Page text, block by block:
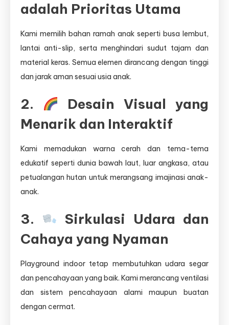
adalah Prioritas Utama
Kami memilih bahan ramah anak seperti busa lembut,
lantai anti-slip, serta menghindari sudut tajam dan
material keras. Semua elemen dirancang dengan tinggi
dan jarak aman sesuai usia anak.
2.
Desain Visual yang
Menarik dan Interaktif
Kami memadukan warna cerah dan tema-tema
edukatif seperti dunia bawah laut, luar angkasa, atau
petualangan hutan untuk merangsang imajinasi anak-
anak.
3.
Sirkulasi Udara dan
Cahaya yang Nyaman
Playground indoor tetap membutuhkan udara segar
dan pencahayaan yang baik. Kami merancang ventilasi
dan sistem pencahayaan alami maupun buatan
dengan cermat.